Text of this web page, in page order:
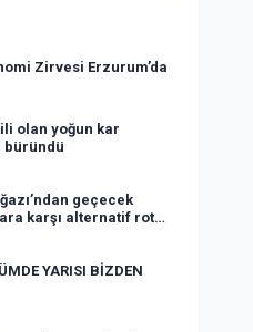
Zirvesi Erzurum’da
olan yoğun kar
büründü
geçecek
karşı alternatif rota
YARISI BİZDEN